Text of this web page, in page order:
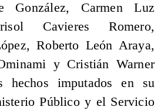
González, Carmen Luz
Cavieres Romero,
Roberto León Araya,
y Cristián Warner
hechos imputados en su
Público y el Servicio